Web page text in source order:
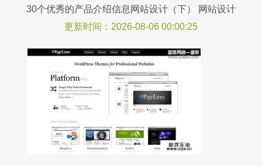
30个优秀的产品介绍信息网站设计（下） 网站设计
精华赏析
更新时间：2026-08-06 00:00:25